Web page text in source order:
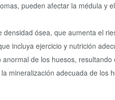
pueden afectar la médula y
ósea, que aumenta el
incluya ejercicio y nutrición
de los huesos,
mineralización adecuada de los